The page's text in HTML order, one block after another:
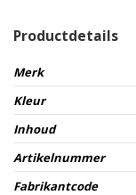
Productdetails
Merk
Kleur
Inhoud
Artikelnummer
Fabrikantcode